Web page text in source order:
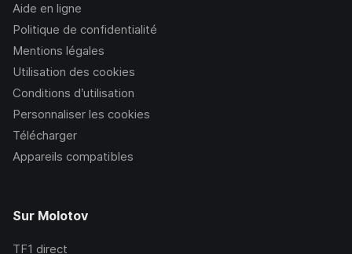
Aide en ligne
Politique de confidentialité
Mentions légales
Utilisation des cookies
Conditions d’utilisation
Personnaliser les cookies
Télécharger
Appareils compatibles
Sur Molotov
TF1 direct